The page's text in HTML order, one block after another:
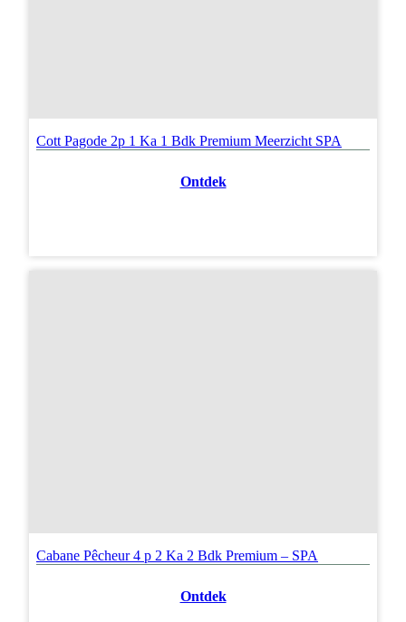
Cott Pagode 2p 1 Ka 1 Bdk Premium Meerzicht SPA
Ontdek
Cabane Pêcheur 4 p 2 Ka 2 Bdk Premium – SPA
Ontdek